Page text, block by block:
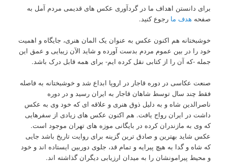
برای دانستن اهداف ما در گردآوری عکس های قدیمی مردم آمل به
صفحه هدف مارجوع کنید.
خوشبختانه هم اکنون عکس به عنوان یک المان هنری، جایگاه و اهمیت
خود را در بین عموم مردم بدست آورده و شاید الآن زیبایی و عمق این
جمله -که آن را از کتابی نقل کرده ایم- برای همه قابل درک باشد.
صنعت عکاسی در دوره قاجار در اروپا ابداع شد و خوشبختانه به فاصله
فقط چند سال توسط شاهان قاجار به ایران رسید و در دوره
ناصرالدین شاه و به دلیل ذوق هنری و علاقه ای که خود وی به عکس
داشت در ایران رواج یافت. هم اکنون عکس های زیادی از سفرهایی
که وی به مازندران کرده در بایگانی موزه های تهران موجود است.
عکس شاید بهترین و صادق ترین گزینه برای روایت تاریخ باشد جایی
که شاه و گدا به هیچ پیرایه و تمام قد، جلوی دوربین ایستاده اند و خود
و محیط پیرامونشان را به میدان ارزیابی دیگران گذاشته اند.